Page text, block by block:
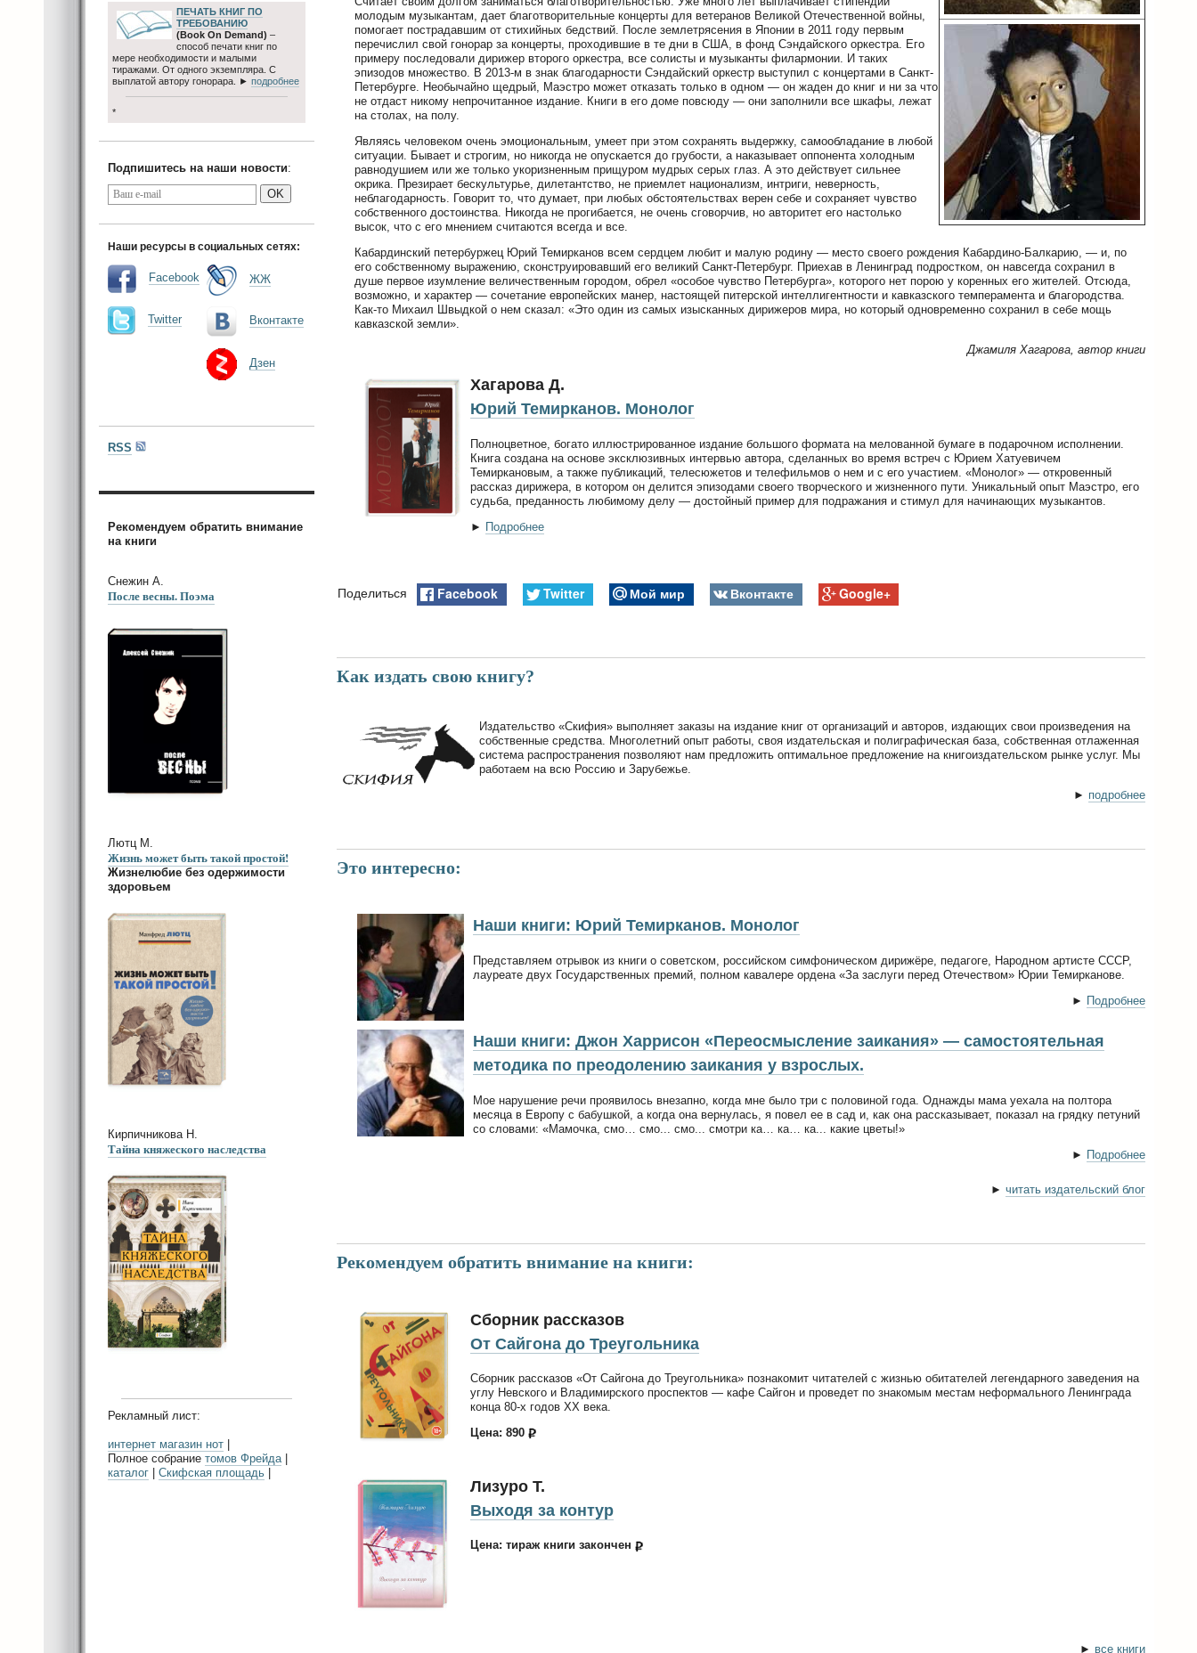
молодым музыкантам, дает благотворительные концерты для ветеранов Великой Отечественной войны,
помогает пострадавшим от стихийных бедствий. После землетрясения в Японии в 2011 году первым
перечислил свой гонорар за концерты, проходившие в те дни в США, в фонд Сэндайского оркестра. Его
примеру последовали дирижер второго оркестра, все солисты и музыканты филармонии. И таких
эпизодов множество. В 2013-м в знак благодарности Сэндайский оркестр выступил с концертами в Санкт-
Петербурге. Необычайно щедрый, Маэстро может отказать только в одном — он жаден до книг и ни за что
не отдаст никому непрочитанное издание. Книги в его доме повсюду — они заполнили все шкафы, лежат
на столах, на полу.
Являясь человеком очень эмоциональным, умеет при этом сохранять выдержку, самообладание в любой
ситуации. Бывает и строгим, но никогда не опускается до грубости, а наказывает оппонента холодным
равнодушием или же только укоризненным прищуром мудрых серых глаз. А это действует сильнее
окрика. Презирает бескультурье, дилетантство, не приемлет национализм, интриги, неверность,
неблагодарность. Говорит то, что думает, при любых обстоятельствах верен себе и сохраняет чувство
собственного достоинства. Никогда не прогибается, не очень сговорчив, но авторитет его настолько
высок, что с его мнением считаются всегда и все.
Кабардинский петербуржец Юрий Темирканов всем сердцем любит и малую родину — место своего рождения Кабардино-Балкарию, — и, по
его собственному выражению, сконструировавший его великий Санкт-Петербург. Приехав в Ленинград подростком, он навсегда сохранил в
душе первое изумление величественным городом, обрел «особое чувство Петербурга», которого нет порою у коренных его жителей. Отсюда,
возможно, и характер — сочетание европейских манер, настоящей питерской интеллигентности и кавказского темперамента и благородства.
Как-то Михаил Швыдкой о нем сказал: «Это один из самых изысканных дирижеров мира, но который одновременно сохранил в себе мощь
кавказской земли».
Джамиля Хагарова, автор книги
Хагарова Д.
Юрий Темирканов. Монолог
Полноцветное, богато иллюстрированное издание большого формата на мелованной бумаге в подарочном исполнении.
Книга создана на основе эксклюзивных интервью автора, сделанных во время встреч с Юрием Хатуевичем
Темиркановым, а также публикаций, телесюжетов и телефильмов о нем и с его участием. «Монолог» — откровенный
рассказ дирижера, в котором он делится эпизодами своего творческого и жизненного пути. Уникальный опыт Маэстро, его
судьба, преданность любимому делу — достойный пример для подражания и стимул для начинающих музыкантов.
► Подробнее
Поделиться Facebook Twitter Мой мир Вконтакте Google+
Как издать свою книгу?
Издательство «Скифия» выполняет заказы на издание книг от организаций и авторов, издающих свои произведения на
собственные средства. Многолетний опыт работы, своя издательская и полиграфическая база, собственная отлаженная
система распространения позволяют нам предложить оптимальное предложение на книгоиздательском рынке услуг. Мы
работаем на всю Россию и Зарубежье.
► подробнее
Это интересно:
Наши книги: Юрий Темирканов. Монолог
Представляем отрывок из книги о советском, российском симфоническом дирижёре, педагоге, Народном артисте СССР,
лауреате двух Государственных премий, полном кавалере ордена «За заслуги перед Отечеством» Юрии Темирканове.
► Подробнее
Наши книги: Джон Харрисон «Переосмысление заикания» — самостоятельная
методика по преодолению заикания у взрослых.
Мое нарушение речи проявилось внезапно, когда мне было три с половиной года. Однажды мама уехала на полтора
месяца в Европу с бабушкой, а когда она вернулась, я повел ее в сад и, как она рассказывает, показал на грядку петуний
со словами: «Мамочка, смо… смо... смо... смотри ка… ка… ка... какие цветы!»
► Подробнее
► читать издательский блог
Рекомендуем обратить внимание на книги:
Сборник рассказов
От Сайгона до Треугольника
Сборник рассказов «От Сайгона до Треугольника» познакомит читателей с жизнью обитателей легендарного заведения на
углу Невского и Владимирского проспектов — кафе Сайгон и проведет по знакомым местам неформального Ленинграда
конца 80-х годов ХХ века.
Цена: 890
Лизуро Т.
Выходя за контур
Цена: тираж книги закончен
► все книги
ПЕЧАТЬ КНИГ ПО
ТРЕБОВАНИЮ
(Book On Demand) –
способ печати книг по
мере необходимости и малыми
тиражами. От одного экземпляра. С
выплатой автору гонорара. ► подробнее
*
Подпишитесь на наши новости:
OK
Наши ресурсы в социальных сетях:
Facebook
Twitter
ЖЖ
Вконтакте
Дзен
RSS
Рекомендуем обратить внимание
на книги
Снежин А.
После весны. Поэма
Лютц М.
Жизнь может быть такой простой!
Жизнелюбие без одержимости
здоровьем
Кирпичникова Н.
Тайна княжеского наследства
Рекламный лист:
интернет магазин нот
Полное собрание томов Фрейда|
каталог
Скифская площадь